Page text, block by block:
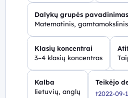
Dalykų grupės pavadinimas
Matematinis,
Klasių koncentrai
3–4 klasių koncentras
Kalba
lietuvių, anglų
Teikėjo
t2022-